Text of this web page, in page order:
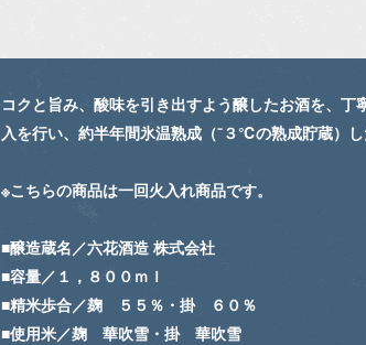
コクと旨み、酸味を引き出すよう醸したお酒を、丁
入を行い、約半年間氷温熟成（⁻３℃の熟成貯蔵）し
※こちらの商品は一回火入れ商品です。
■醸造蔵名／六花酒造 株式会社
■容量／１，８００ｍｌ
■精米歩合／麹 ５５％・掛 ６０％
■使用米／麹 華吹雪・掛 華吹雪